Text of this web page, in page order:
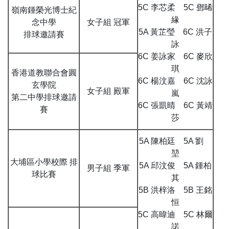
5C 李芯柔 5C 鄧晞
緣
5A 黃芷瑩 6C 洪子
詠
6C 姜詠家 6C 麥欣
琪
6C 楊汶嘉 6C 沈詠
嵐
6C 張凱晴 6C 黃靖
莎
嶺南鍾榮光博士紀
念中學
排球邀請賽
女子組 冠軍
香港道教聯合會圓
玄學院
第二中學排球邀請
賽
女子組 殿軍
大埔區小學校際 排
球比賽
男子組 季軍
5A 陳柏廷 5A 劉
堃
5A 邱汶俊 5A 鍾柏
其
5B 洪梓洛 5B 王銘
恒
5C 高暐迪 5C 林爾
諾